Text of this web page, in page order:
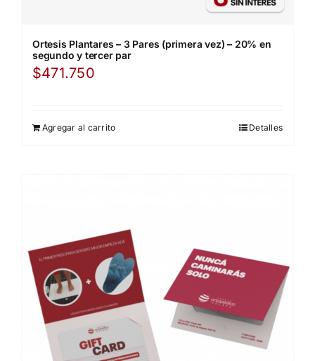
Ortesis Plantares – 3 Pares (primera vez) – 20% en
segundo y tercer par
$471.750
Agregar al carrito Detalles